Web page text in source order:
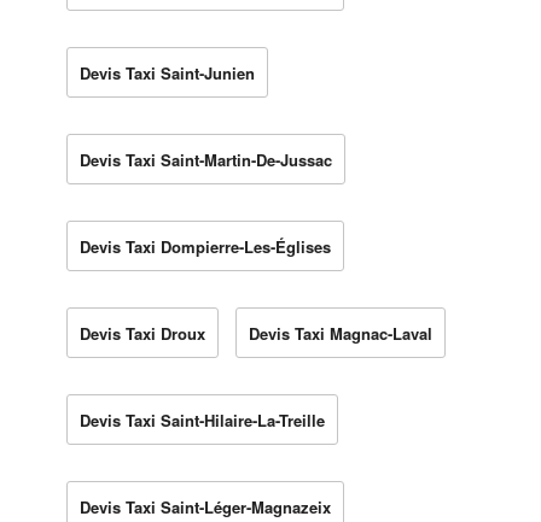
Devis Taxi Saint-Junien
Devis Taxi Saint-Martin-De-Jussac
Devis Taxi Dompierre-Les-Églises
Devis Taxi Droux Devis Taxi Magnac-Laval
Devis Taxi Saint-Hilaire-La-Treille
Devis Taxi Saint-Léger-Magnazeix